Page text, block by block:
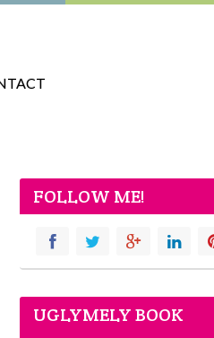
FOLLOW ME!
UGLYMELY BOOK